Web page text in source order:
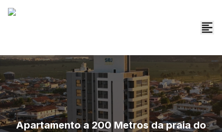
Apartamento a 200 Metros da praia do